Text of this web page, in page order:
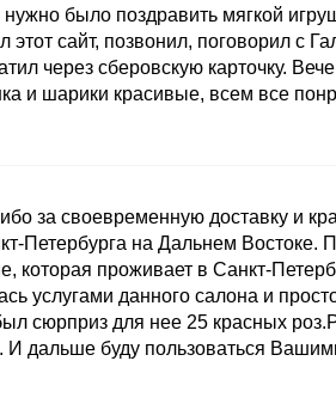
было поздравить мягкой
сайт, позвонил, поговорил с
через сберовскую карточку.
и шарики красивые, всем все
за своевременную доставку и
Петербурга на Дальнем Востоке.
которая проживает в Санкт-
услугами данного салона и
сюрприз для нее 25 красных
И дальше буду пользоваться